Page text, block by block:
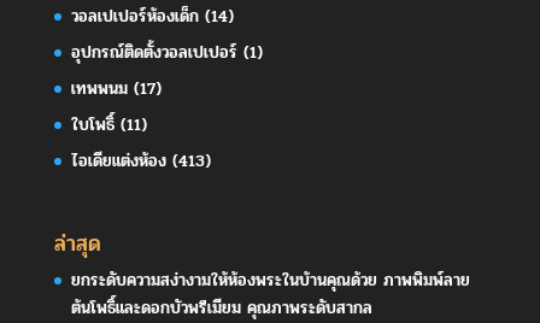
วอลเปเปอร์ห้องเด็ก(14)
อุปกรณ์ติดตั้งวอลเปเปอร์ (1)
เทพพนม(17)
ใบโพธิ์(11)
ไอเดียแต่งห้อง(413)
ล่าสุด
ยกระดับความสง่างามให้ห้องพระในบ้านคุณด้วย ภาพพิมพ์ลาย
ต้นโพธิ์และดอกบัวพรีเมียม คุณภาพระดับสากล